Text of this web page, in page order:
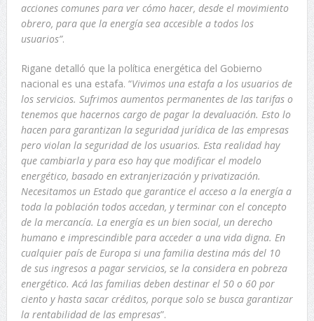
acciones comunes para ver cómo hacer, desde el movimiento
obrero, para que la energía sea accesible a todos los
usuarios”.
Rigane detalló que la política energética del Gobierno
nacional es una estafa. “Vivimos una estafa a los usuarios de
los servicios. Sufrimos aumentos permanentes de las tarifas o
tenemos que hacernos cargo de pagar la devaluación. Esto lo
hacen para garantizan la seguridad jurídica de las empresas
pero violan la seguridad de los usuarios. Esta realidad hay
que cambiarla y para eso hay que modificar el modelo
energético, basado en extranjerización y privatización.
Necesitamos un Estado que garantice el acceso a la energía a
toda la población todos accedan, y terminar con el concepto
de la mercancía. La energía es un bien social, un derecho
humano e imprescindible para acceder a una vida digna. En
cualquier país de Europa si una familia destina más del 10
de sus ingresos a pagar servicios, se la considera en pobreza
energético. Acá las familias deben destinar el 50 o 60 por
ciento y hasta sacar créditos, porque solo se busca garantizar
la rentabilidad de las empresas”.